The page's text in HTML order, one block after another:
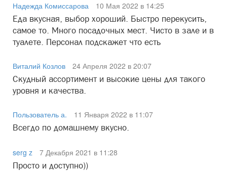
Надежда Комиссарова
10 Мая 2022 в 14:25
Еда вкусная, выбор хороший. Быстро перекусить,
самое то. Много посадочных мест. Чисто в зале и в
туалете. Персонал подскажет что есть
Виталий Козлов
24 Апреля 2022 в 20:07
Скудный ассортимент и высокие цены для такого
уровня и качества.
Пользователь а.
11 Января 2022 в 11:07
Всегдо по домашнему вкусно.
serg z
7 Декабря 2021 в 11:28
Просто и доступно))